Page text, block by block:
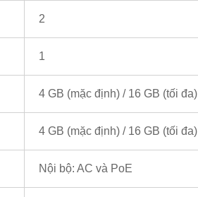
2
1
4 GB (mặc định) / 16 GB (tối đa)
4 GB (mặc định) / 16 GB (tối đa)
Nội bộ: AC và PoE